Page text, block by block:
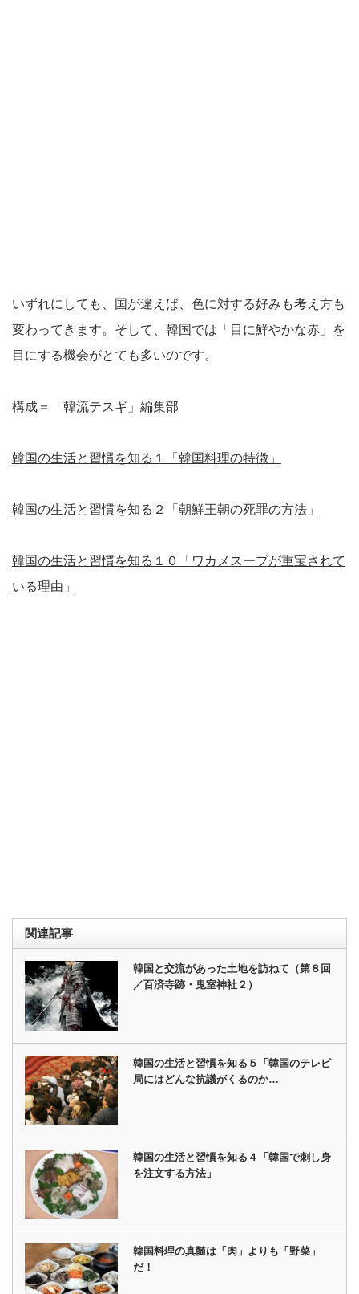
いずれにしても、国が違えば、色に対する好みも考え方も
変わってきます。そして、韓国では「目に鮮やかな赤」を
目にする機会がとても多いのです。
構成＝「韓流テスギ」編集部
韓国の生活と習慣を知る１「韓国料理の特徴」
韓国の生活と習慣を知る２「朝鮮王朝の死罪の方法」
韓国の生活と習慣を知る１０「ワカメスープが重宝されて
いる理由」
関連記事
韓国と交流があった土地を訪ねて（第８回
／百済寺跡・鬼室神社２）
韓国の生活と習慣を知る５「韓国のテレビ
局にはどんな抗議がくるのか…
韓国の生活と習慣を知る４「韓国で刺し身
を注文する方法」
韓国料理の真髄は「肉」よりも「野菜」
だ！